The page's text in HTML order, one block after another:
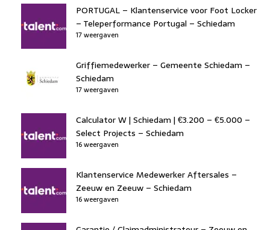
PORTUGAL – Klantenservice voor Foot Locker
– Teleperformance Portugal – Schiedam
17 weergaven
Griffiemedewerker – Gemeente Schiedam –
Schiedam
17 weergaven
Calculator W | Schiedam | €3.200 – €5.000 –
Select Projects – Schiedam
16 weergaven
Klantenservice Medewerker Aftersales –
Zeeuw en Zeeuw – Schiedam
16 weergaven